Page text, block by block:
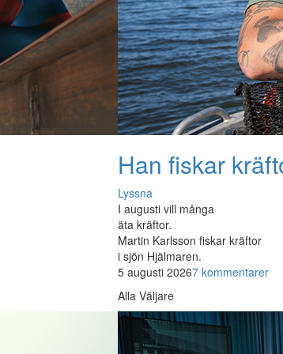
Han fiskar
Lyssna
I augusti vill många
äta kräftor.
Martin Karlsson fiskar kräftor
i sjön Hjälmaren.
5 augusti 20267 kommentarer
Alla Väljare